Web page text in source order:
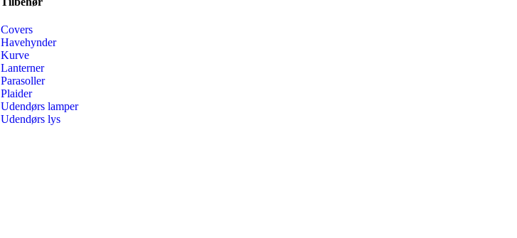
Covers
Havehynder
Kurve
Lanterner
Parasoller
Plaider
Udendørs lamper
Udendørs lys